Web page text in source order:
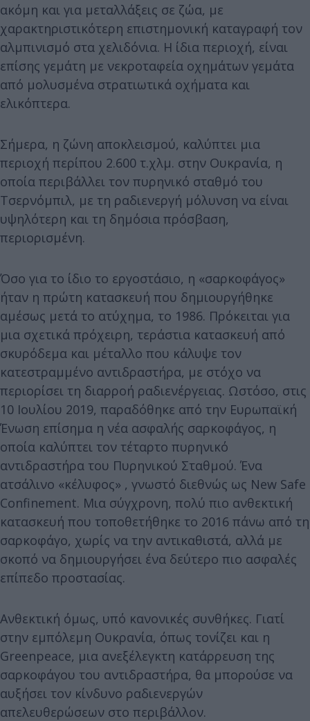
ακόμη και για μεταλλάξεις σε ζώα, με
χαρακτηριστικότερη επιστημονική καταγραφή τον
αλμπινισμό στα χελιδόνια. Η ίδια περιοχή, είναι
επίσης γεμάτη με νεκροταφεία οχημάτων γεμάτα
από μολυσμένα στρατιωτικά οχήματα και
ελικόπτερα.
Σήμερα, η ζώνη αποκλεισμού, καλύπτει μια
περιοχή περίπου 2.600 τ.χλμ. στην Ουκρανία, η
οποία περιβάλλει τον πυρηνικό σταθμό του
Τσερνόμπιλ, με τη ραδιενεργή μόλυνση να είναι
υψηλότερη και τη δημόσια πρόσβαση,
περιορισμένη.
Όσο για το ίδιο το εργοστάσιο, η «σαρκοφάγος»
ήταν η πρώτη κατασκευή που δημιουργήθηκε
αμέσως μετά το ατύχημα, το 1986. Πρόκειται για
μια σχετικά πρόχειρη, τεράστια κατασκευή από
σκυρόδεμα και μέταλλο που κάλυψε τον
κατεστραμμένο αντιδραστήρα, με στόχο να
περιορίσει τη διαρροή ραδιενέργειας. Ωστόσο, στις
10 Ιουλίου 2019, παραδόθηκε από την Ευρωπαϊκή
Ένωση επίσημα η νέα ασφαλής σαρκοφάγος, η
οποία καλύπτει τον τέταρτο πυρηνικό
αντιδραστήρα του Πυρηνικού Σταθμού. Ένα
ατσάλινο «κέλυφος» , γνωστό διεθνώς ως New Safe
Confinement. Μια σύγχρονη, πολύ πιο ανθεκτική
κατασκευή που τοποθετήθηκε το 2016 πάνω από τη
σαρκοφάγο, χωρίς να την αντικαθιστά, αλλά με
σκοπό να δημιουργήσει ένα δεύτερο πιο ασφαλές
επίπεδο προστασίας.
Ανθεκτική όμως, υπό κανονικές συνθήκες. Γιατί
στην εμπόλεμη Ουκρανία, όπως τονίζει και η
Greenpeace, μια ανεξέλεγκτη κατάρρευση της
σαρκοφάγου του αντιδραστήρα, θα μπορούσε να
αυξήσει τον κίνδυνο ραδιενεργών
απελευθερώσεων στο περιβάλλον.